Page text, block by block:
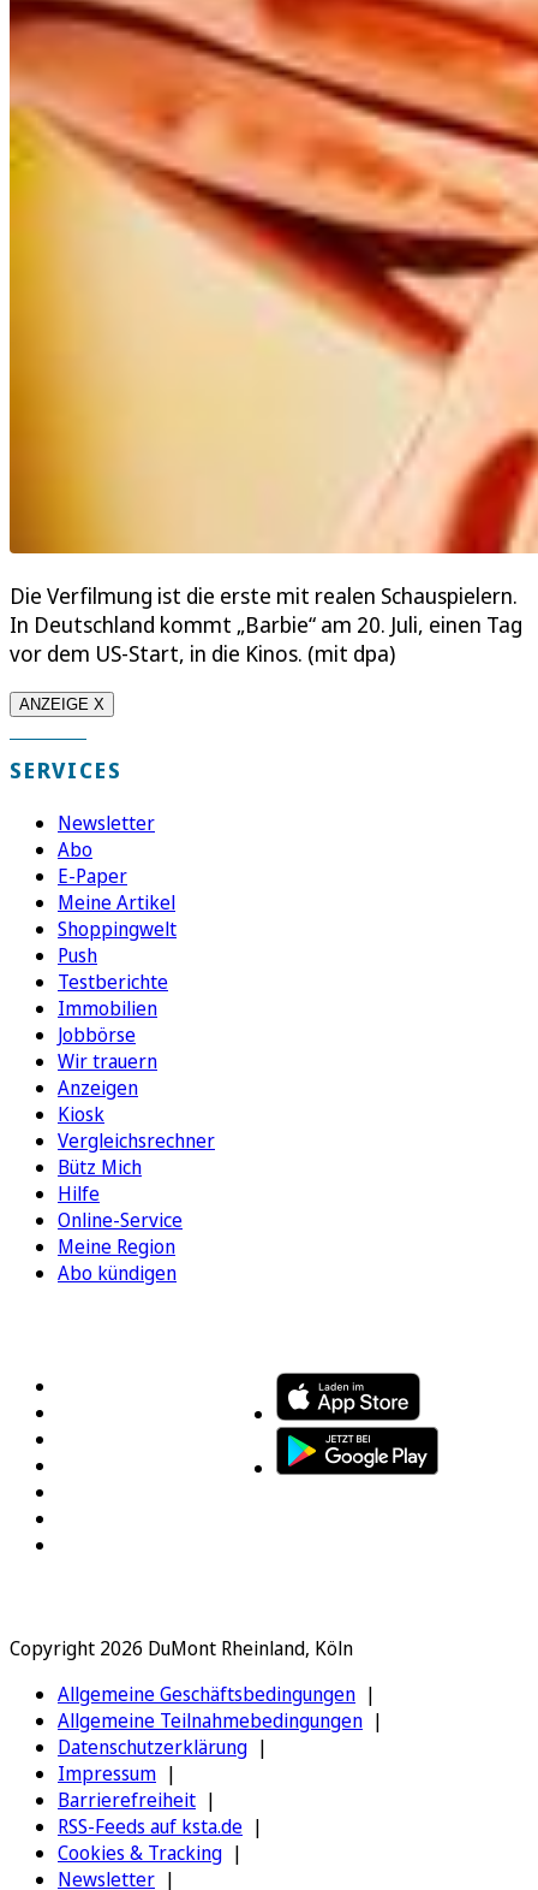
Die Verfilmung ist die erste mit realen Schauspielern.
In Deutschland kommt „Barbie“ am 20. Juli, einen Tag
vor dem US-Start, in die Kinos. (mit dpa)
ANZEIGE X
SERVICES
Newsletter
Abo
E-Paper
Meine Artikel
Shoppingwelt
Push
Testberichte
Immobilien
Jobbörse
Wir trauern
Anzeigen
Kiosk
Vergleichsrechner
Bütz Mich
Hilfe
Online-Service
Meine Region
Abo kündigen
Copyright 2026 DuMont Rheinland, Köln
Allgemeine Geschäftsbedingungen
Allgemeine Teilnahmebedingungen
Datenschutzerklärung
Impressum
Barrierefreiheit
RSS-Feeds auf ksta.de
Cookies & Tracking
Newsletter